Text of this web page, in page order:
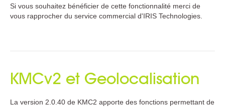
Si vous souhaitez bénéficier de cette fonctionnalité merci de
vous rapprocher du service commercial d'IRIS Technologies.
KMCv2 et Geolocalisation
La version 2.0.40 de KMC2 apporte des fonctions permettant de